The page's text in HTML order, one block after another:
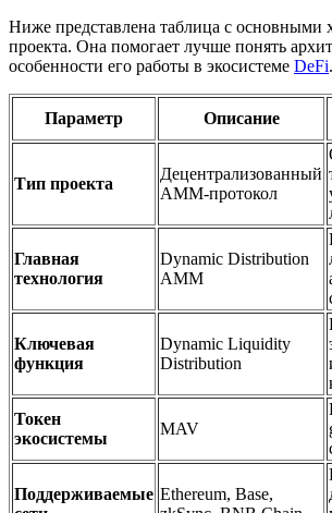
Ниже представлена таблица с основными
проекта. Она помогает лучше понять
особенности его работы в экосистеме DeFi.
Параметр Описание
Тип проекта
Децентрализованный
AMM-протокол
Главная
технология
Dynamic Distribution
AMM
Ключевая
функция
Dynamic Liquidity
Distribution
Токен
экосистемы
MAV
Поддерживаемые Ethereum, Base,